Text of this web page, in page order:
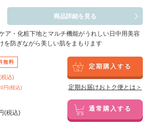
商品詳細を見る
ア・化粧下地とマルチ機能がうれしい日中用美容
を防ぎながら美しい肌をまもります
無料
税込)
円(税込)
定期購入する
定期お届けおトク便とは＞
(税込) 通常購入する